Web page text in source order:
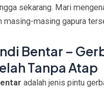
sekarang. Mari
masing-masing gapura
Bentar –
Tanpa Atap
adalah jenis pintu